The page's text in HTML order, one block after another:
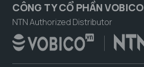
CÔNG TY CỔ PHẦN VOBICO
NTN Authorized Distributor